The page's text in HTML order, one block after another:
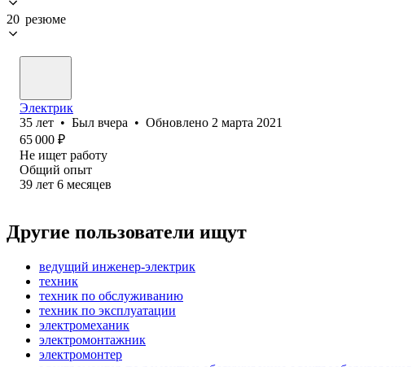
20 резюме
Электрик
35 лет • Был вчера • Обновлено 2 марта 2021
65 000 ₽
Не ищет работу
Общий опыт
39 лет 6 месяцев
Другие пользователи ищут
ведущий инженер-электрик
техник
техник по обслуживанию
техник по эксплуатации
электромеханик
электромонтажник
электромонтер